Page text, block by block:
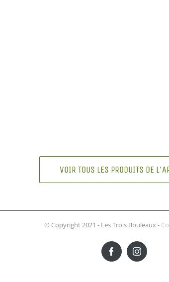
VOIR TOUS LES PRODUITS DE
© Copyright 2021 - Les Trois Bouleaux -
FacebookInstagram